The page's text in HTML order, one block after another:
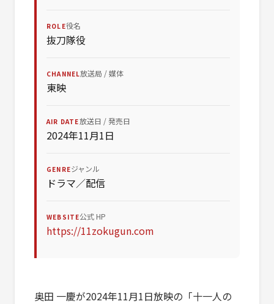
ROLE役名
抜刀隊役
CHANNEL放送局 / 媒体
東映
AIR DATE放送日 / 発売日
2024年11月1日
GENREジャンル
ドラマ／配信
WEBSITE公式 HP
https://11zokugun.com
奥田 一慶が2024年11月1日放映の「十一人の